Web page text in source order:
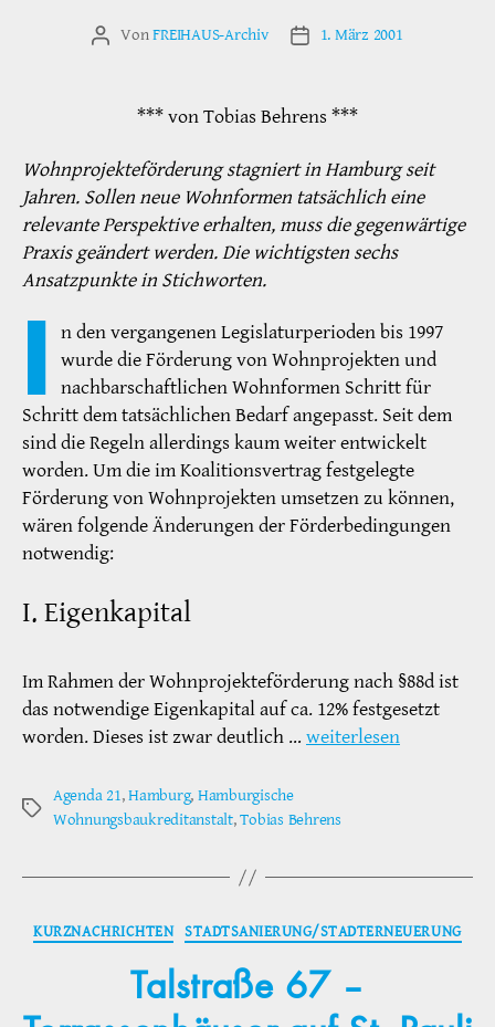
Beitragsautor
VonFREIHAUS-Archiv Veröffentlichungsdatum
1. März 2001
*** von Tobias Behrens ***
Wohnprojekteförderung stagniert in Hamburg seit
Jahren. Sollen neue Wohnformen tatsächlich eine
relevante Perspektive erhalten, muss die gegenwärtige
Praxis geändert werden. Die wichtigsten sechs
Ansatzpunkte in Stichworten.
I n den vergangenen Legislaturperioden bis 1997
wurde die Förderung von Wohnprojekten und
nachbarschaftlichen Wohnformen Schritt für
Schritt dem tatsächlichen Bedarf angepasst. Seit dem
sind die Regeln allerdings kaum weiter entwickelt
worden. Um die im Koalitionsvertrag festgelegte
Förderung von Wohnprojekten umsetzen zu können,
wären folgende Änderungen der Förderbedingungen
notwendig:
I. Eigenkapital
Im Rahmen der Wohnprojekteförderung nach §88d ist
das notwendige Eigenkapital auf ca. 12% festgesetzt
worden. Dieses ist zwar deutlich … weiterlesen
Schlagwörter
Agenda 21,Hamburg, Hamburgische
Wohnungsbaukreditanstalt,Tobias Behrens
Kategorien
KURZNACHRICHTEN STADTSANIERUNG/STADTERNEUERUNG
Talstraße 67 –